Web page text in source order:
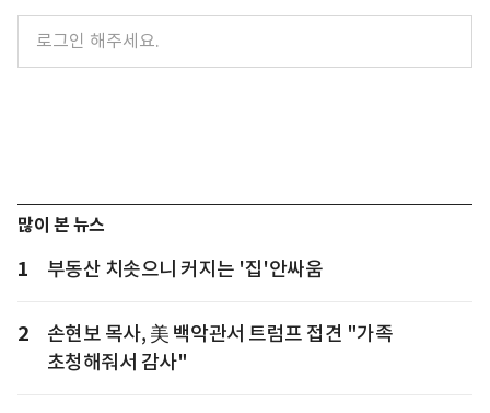
많이 본 뉴스
1 부동산 치솟으니 커지는 '집'안싸움
2
손현보 목사, 美 백악관서 트럼프 접견 "가족
초청해줘서 감사"